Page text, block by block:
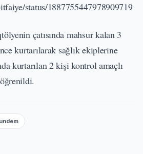
status/1887755447978909719
çatısında mahsur kalan 3
kurtarılarak sağlık ekiplerine
kurtarılan 2 kişi kontrol amaçlı
öğrenildi.